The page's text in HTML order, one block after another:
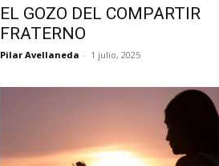
EL GOZO DEL COMPARTIR
FRATERNO
Pilar Avellaneda - 1 julio, 2025